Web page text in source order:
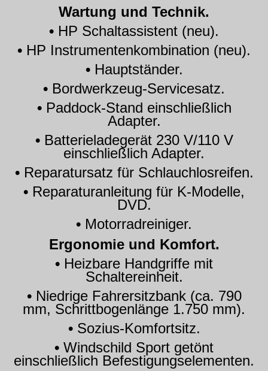
Wartung und Technik.
• HP Schaltassistent (neu).
• HP Instrumentenkombination (neu).
• Hauptständer.
• Bordwerkzeug-Servicesatz.
• Paddock-Stand einschließlich
Adapter.
• Batterieladegerät 230 V/110 V
einschließlich Adapter.
• Reparatursatz für Schlauchlosreifen.
• Reparaturanleitung für K-Modelle,
DVD.
• Motorradreiniger.
Ergonomie und Komfort.
• Heizbare Handgriffe mit
Schaltereinheit.
• Niedrige Fahrersitzbank (ca. 790
mm, Schrittbogenlänge 1.750 mm).
• Sozius-Komfortsitz.
• Windschild Sport getönt
einschließlich Befestigungselementen.